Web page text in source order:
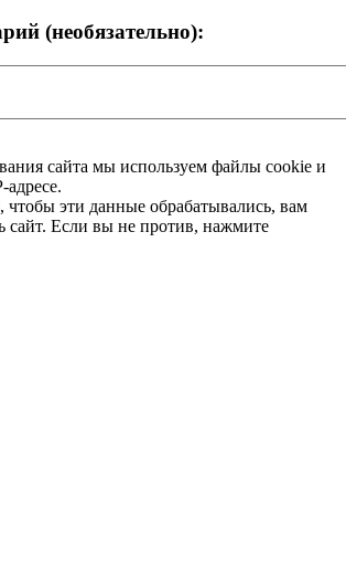
(необязательно):
сайта мы используем файлы cookie и
чтобы эти данные обрабатывались, вам
сайт. Если вы не против, нажмите